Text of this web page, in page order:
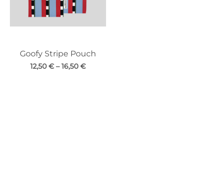
Goofy Stripe Pouch
12,50 € –16,50 €